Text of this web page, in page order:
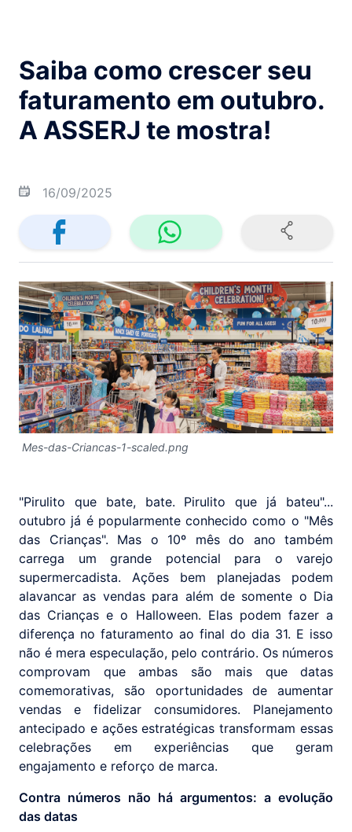
Saiba como crescer seu
faturamento em outubro.
A ASSERJ te mostra!
16/09/2025
Mes-das-Criancas-1-scaled.png
"Pirulito que bate, bate. Pirulito que já bateu"...
outubro já é popularmente conhecido como o "Mês
das Crianças". Mas o 10º mês do ano também
carrega um grande potencial para o varejo
supermercadista. Ações bem planejadas podem
alavancar as vendas para além de somente o Dia
das Crianças e o Halloween. Elas podem fazer a
diferença no faturamento ao final do dia 31. E isso
não é mera especulação, pelo contrário. Os números
comprovam que ambas são mais que datas
comemorativas, são oportunidades de aumentar
vendas e fidelizar consumidores. Planejamento
antecipado e ações estratégicas transformam essas
celebrações em experiências que geram
engajamento e reforço de marca.
Contra números não há argumentos: a evolução
das datas